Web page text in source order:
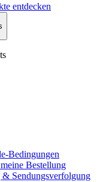
entdecken
Bedingungen
Bestellung
Sendungsverfolgung